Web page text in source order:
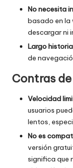
e
P
o
x
No necesita
basado en la
descargar ni
Largo
de
Contras
Velocidad
usuarios
lentos,
No es
versión
significa que